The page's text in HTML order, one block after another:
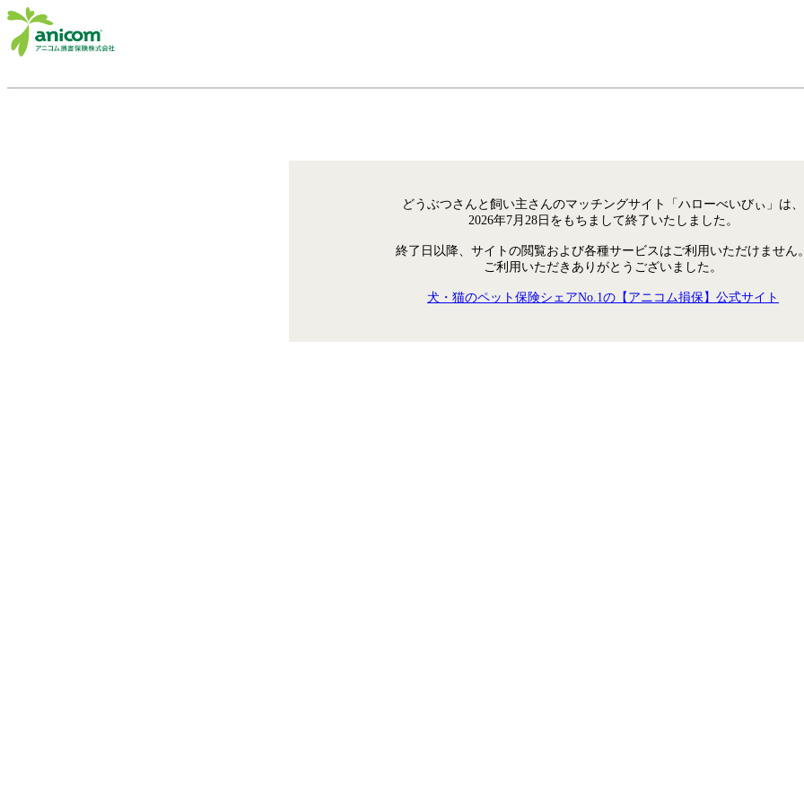
どうぶつさんと飼い主さんのマッチングサイト「ハローべいびぃ」は、
2026年7月28日をもちまして終了いたしました。
終了日以降、サイトの閲覧および各種サービスはご利用いただけません
ご利用いただきありがとうございました。
犬・猫のペット保険シェアNo.1の【アニコム損保】公式サイト